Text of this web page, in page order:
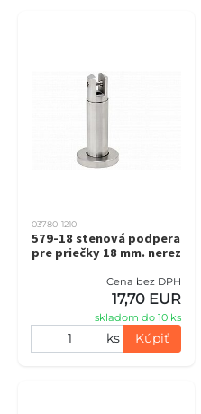
03780-1210
579-18 stenová podpera
pre priečky 18 mm. nerez
Cena bez DPH
17,70 EUR
skladom do 10 ks
ks Kúpiť